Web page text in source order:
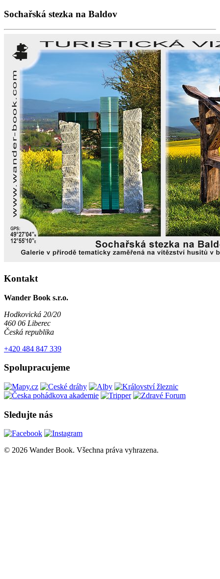
Sochařská stezka na Baldov
Kontakt
Wander Book s.r.o.
Hodkovická 20/20
460 06 Liberec
Česká republika
+420 484 847 339
Spolupracujeme
Sledujte nás
© 2026 Wander Book. Všechna práva vyhrazena.